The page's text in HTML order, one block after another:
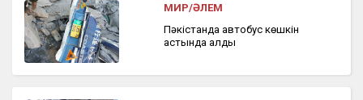
МИР/ӘЛЕМ
Пәкістанда автобус көшкін
астында қалды